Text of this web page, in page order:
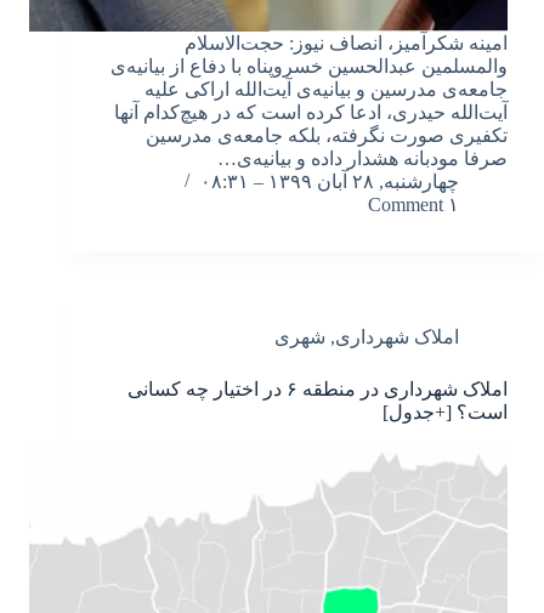
امینه شکرآمیز، انصاف نیوز: حجت‌الاسلام
والمسلمین عبدالحسین خسروپناه با دفاع از بیانیه‌ی
جامعه‌ی مدرسین و بیانیه‌ی آیت‌الله اراکی علیه
آیت‌الله حیدری، ادعا کرده است که در هیچ‌کدام آنها
تکفیری صورت نگرفته، بلکه جامعه‌ی مدرسین
صرفا مودبانه هشدار داده و بیانیه‌ی…
چهارشنبه, ۲۸ آبان ۱۳۹۹ – ۰۸:۳۱
۱ Comment
املاک شهرداری, شهری
املاک شهرداری در منطقه ۶ در اختیار چه کسانی
است؟ [+جدول]